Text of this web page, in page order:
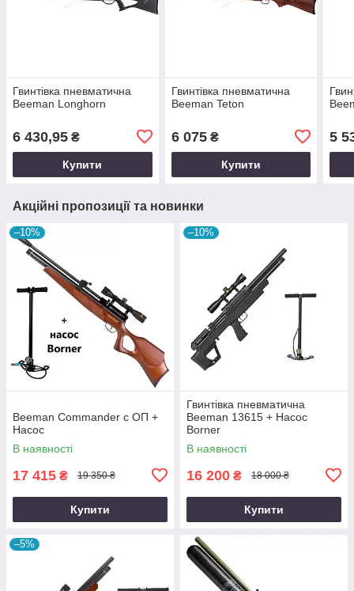
Гвинтівка пневматична
Beeman Longhorn
6 430,95 ₴
Купити
Гвинтівка пневматична
Beeman Teton
6 075₴
Купити
5
Акційні пропозиції та новинки
–10%
Beeman Commander с ОП +
Насос
В наявності
17 415 ₴ 19 350 ₴
Купити
–10%
Гвинтівка пневматична
Beeman 13615 + Насос
Borner
В наявності
16 200 ₴ 18 000 ₴
Купити
–5%